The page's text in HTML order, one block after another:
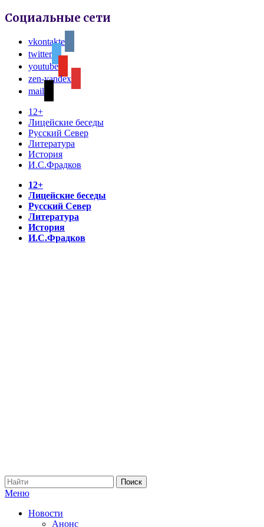
Социальные сети
vkontakte
twitter
youtube
zen-yandex
mail
12+
Лицейские беседы
Русский Север
Литература
История
И.С.Фрадков
12+
Лицейские беседы
Русский Север
Литература
История
И.С.Фрадков
Меню
Новости
Анонс